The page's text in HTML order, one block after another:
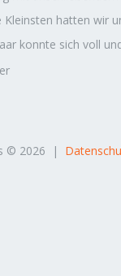
Kleinsten hatten wir
konnte sich voll
© 2026 |